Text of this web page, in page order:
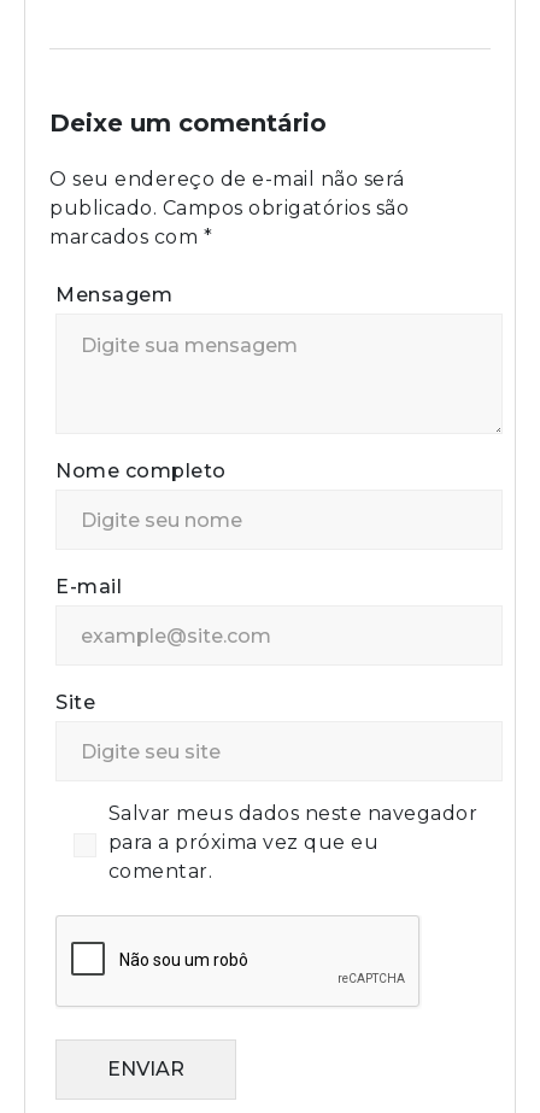
Deixe um comentário
O seu endereço de e-mail não será
publicado. Campos obrigatórios são
marcados com *
Mensagem
Nome completo
E-mail
Site
Salvar meus dados neste navegador
para a próxima vez que eu
comentar.
ENVIAR